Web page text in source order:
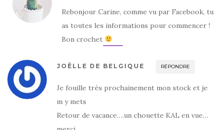
Rebonjour Carine, comme vu par Facebook, tu
as toutes les informations pour commencer !
Bon crochet
JOËLLE DE BELGIQUE RÉPONDRE
Je fouille très prochainement mon stock et je
m y mets
Retour de vacance….un chouette KAL en vue…